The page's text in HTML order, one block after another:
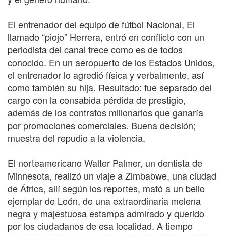
El entrenador del equipo de fútbol Nacional, El
llamado “piojo” Herrera, entró en conflicto con un
periodista del canal trece como es de todos
conocido. En un aeropuerto de los Estados Unidos,
el entrenador lo agredió física y verbalmente, así
como también su hija. Resultado: fue separado del
cargo con la consabida pérdida de prestigio,
además de los contratos millonarios que ganaría
por promociones comerciales. Buena decisión;
muestra del repudio a la violencia.
El norteamericano Walter Palmer, un dentista de
Minnesota, realizó un viaje a Zimbabwe, una ciudad
de África, allí según los reportes, mató a un bello
ejemplar de León, de una extraordinaria melena
negra y majestuosa estampa admirado y querido
por los ciudadanos de esa localidad. A tiempo